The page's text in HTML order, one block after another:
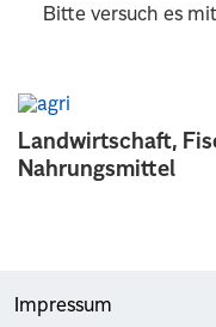
Landwirtschaft,
Nahrungsmittel
Bitte versuch es
Impressum